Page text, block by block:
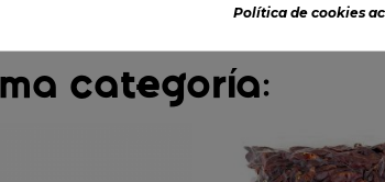
categoría:
Política de cookies